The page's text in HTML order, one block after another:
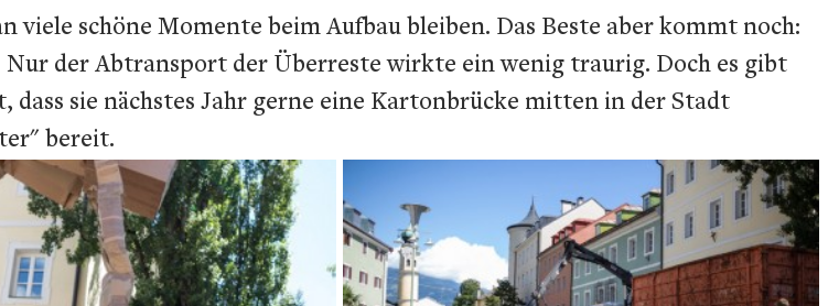
viele schöne Momente beim Aufbau bleiben. Das Beste aber kommt noch:
der Abtransport der Überreste wirkte ein wenig traurig. Doch es gibt
sie nächstes Jahr gerne eine Kartonbrücke mitten in der Stadt
bereit.